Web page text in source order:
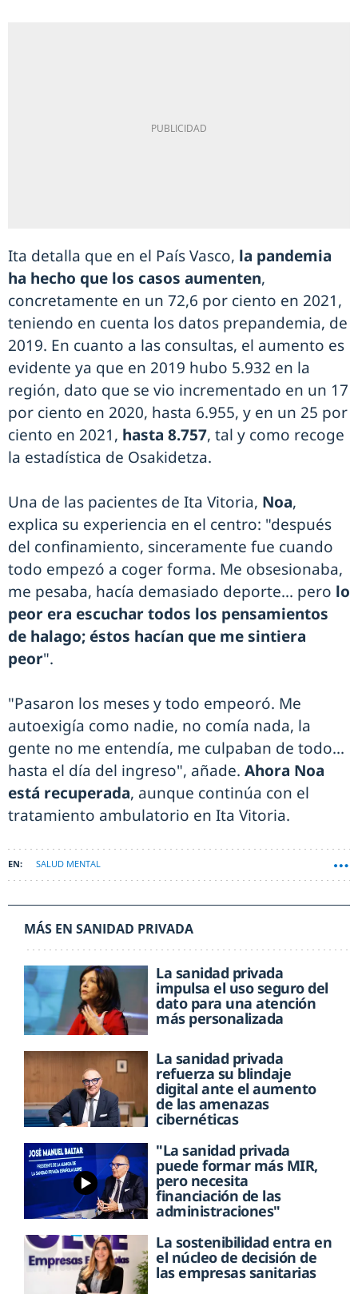
Ita detalla que en el País Vasco, la pandemia
ha hecho que los casos aumenten,
concretamente en un 72,6 por ciento en 2021,
teniendo en cuenta los datos prepandemia, de
2019. En cuanto a las consultas, el aumento es
evidente ya que en 2019 hubo 5.932 en la
región, dato que se vio incrementado en un 17
por ciento en 2020, hasta 6.955, y en un 25 por
ciento en 2021, hasta 8.757, tal y como recoge
la estadística de Osakidetza.
Una de las pacientes de Ita Vitoria, Noa,
explica su experiencia en el centro: "después
del confinamiento, sinceramente fue cuando
todo empezó a coger forma. Me obsesionaba,
me pesaba, hacía demasiado deporte... pero lo
peor era escuchar todos los pensamientos
de halago; éstos hacían que me sintiera
peor".
"Pasaron los meses y todo empeoró. Me
autoexigía como nadie, no comía nada, la
gente no me entendía, me culpaban de todo...
hasta el día del ingreso", añade. Ahora Noa
está recuperada, aunque continúa con el
tratamiento ambulatorio en Ita Vitoria.
SALUD MENTAL
MÁS EN SANIDAD PRIVADA
La sanidad privada
impulsa el uso seguro del
dato para una atención
más personalizada
La sanidad privada
refuerza su blindaje
digital ante el aumento
de las amenazas
cibernéticas
"La sanidad privada
puede formar más MIR,
pero necesita
financiación de las
administraciones"
La sostenibilidad entra en
el núcleo de decisión de
las empresas sanitarias